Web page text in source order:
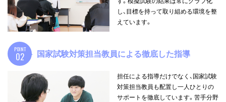
し、目標を持って取り組める環境を整
えています。
POINT
02 ▲ 国家試験対策担当教員による徹底した指導
担任による指導だけでなく、国家試験
対策担当教員も配置し一人ひとりの
サポートを徹底しています。苦手分野